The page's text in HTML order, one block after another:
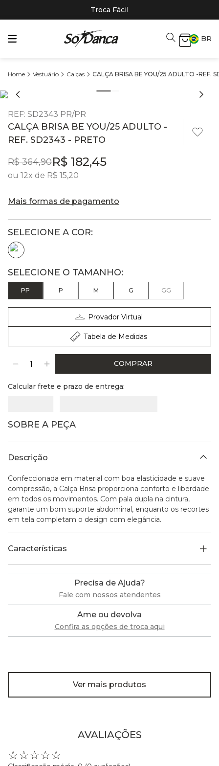
Troca Fácil
BR
Vestuário Calças CALÇA BRISA BE YOU/25 ADULTO -REF.
REF: SD2343 PR/PR
CALÇA BRISA BE YOU/25 ADULTO -
REF. SD2343 - PRETO
R$ 364,90R$ 182,45
ou 12x de R$ 15,20
Mais formas de pagamento
PP P M G GG
Provador Virtual
Tabela de Medidas
COMPRAR
Calcular frete e prazo de entrega:
SOBRE A PEÇA
Descrição
Confeccionada em material com boa elasticidade e suave
compressão, a Calça Brisa proporciona conforto e liberdade
em todos os movimentos. Com pala dupla na cintura,
garante um bom suporte abdominal, enquanto os recortes
em tela completam o design com elegância.
Características
Precisa de Ajuda?
Fale com nossos atendentes
Ame ou devolva
Confira as opções de troca aqui
Ver mais produtos
AVALIAÇÕES
☆☆☆☆☆